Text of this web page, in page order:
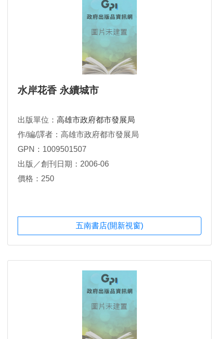
水岸花香 永續城市
出版單位： 高雄市政府都市發展局
作/編/譯者：高雄市政府都市發展局
GPN：1009501507
出版／創刊日期：2006-06
價格：250
五南書店(開新視窗)